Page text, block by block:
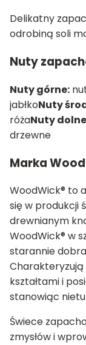
Delikatny
odrobiną soli
Nuty
Nuty górne:
jabłkoNuty
różaNuty
drzewne
Marka
WoodWick® to
się w produkcji
drewnianym
WoodWick® w
starannie
Charakteryzują
kształtami i
stanowiąc
Świece
zmysłów i